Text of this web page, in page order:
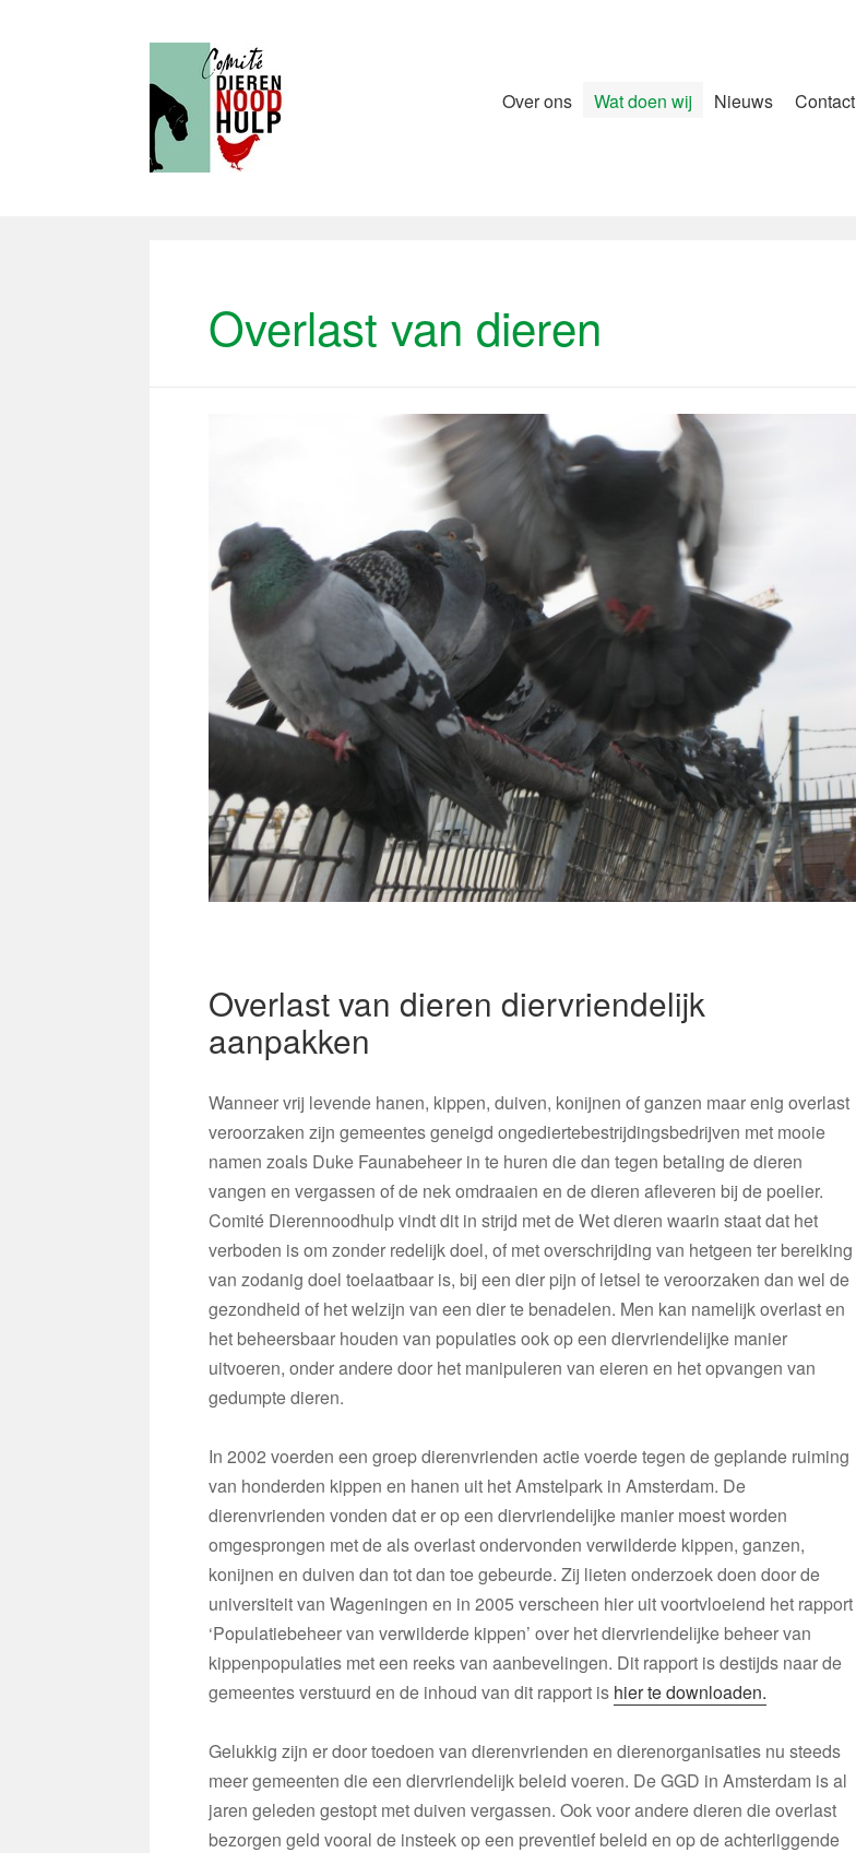
Over ons Wat doen wij Nieuws Contact
Overlast van dieren
Overlast van dieren diervriendelijk
aanpakken
Wanneer vrij levende hanen, kippen, duiven, konijnen of ganzen maar enig overlast
veroorzaken zijn gemeentes geneigd ongediertebestrijdingsbedrijven met mooie
namen zoals Duke Faunabeheer in te huren die dan tegen betaling de dieren
vangen en vergassen of de nek omdraaien en de dieren afleveren bij de poelier.
Comité Dierennoodhulp vindt dit in strijd met de Wet dieren waarin staat dat het
verboden is om zonder redelijk doel, of met overschrijding van hetgeen ter bereiking
van zodanig doel toelaatbaar is, bij een dier pijn of letsel te veroorzaken dan wel de
gezondheid of het welzijn van een dier te benadelen. Men kan namelijk overlast en
het beheersbaar houden van populaties ook op een diervriendelijke manier
uitvoeren, onder andere door het manipuleren van eieren en het opvangen van
gedumpte dieren.
In 2002 voerden een groep dierenvrienden actie voerde tegen de geplande ruiming
van honderden kippen en hanen uit het Amstelpark in Amsterdam. De
dierenvrienden vonden dat er op een diervriendelijke manier moest worden
omgesprongen met de als overlast ondervonden verwilderde kippen, ganzen,
konijnen en duiven dan tot dan toe gebeurde. Zij lieten onderzoek doen door de
universiteit van Wageningen en in 2005 verscheen hier uit voortvloeiend het rapport
‘Populatiebeheer van verwilderde kippen’ over het diervriendelijke beheer van
kippenpopulaties met een reeks van aanbevelingen. Dit rapport is destijds naar de
gemeentes verstuurd en de inhoud van dit rapport is hier te downloaden.
Gelukkig zijn er door toedoen van dierenvrienden en dierenorganisaties nu steeds
meer gemeenten die een diervriendelijk beleid voeren. De GGD in Amsterdam is al
jaren geleden gestopt met duiven vergassen. Ook voor andere dieren die overlast
bezorgen geld vooral de insteek op een preventief beleid en op de achterliggende